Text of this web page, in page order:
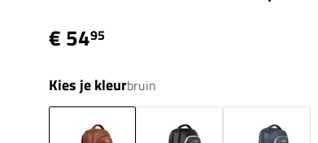
€ 5495
Kies je kleurbruin